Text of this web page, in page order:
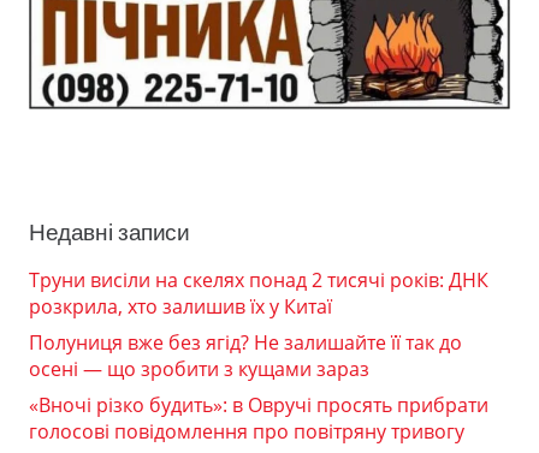
Недавні записи
Труни висіли на скелях понад 2 тисячі років: ДНК
розкрила, хто залишив їх у Китаї
Полуниця вже без ягід? Не залишайте її так до
осені — що зробити з кущами зараз
«Вночі різко будить»: в Овручі просять прибрати
голосові повідомлення про повітряну тривогу